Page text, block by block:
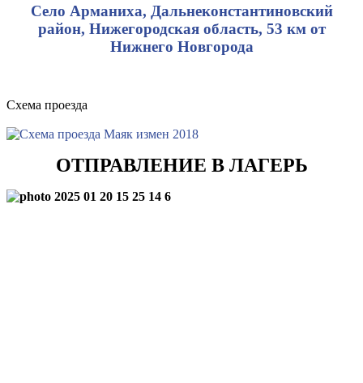
Село Арманиха, Дальнеконстантиновский
район, Нижегородская область, 53 км от
Нижнего Новгорода
Схема проезда
ОТПРАВЛЕНИЕ В ЛАГЕРЬ